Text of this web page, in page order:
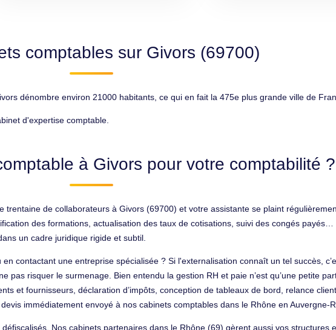
comptables sur Givors (69700)
dénombre environ 21000 habitants, ce qui en fait la 475e plus grande ville de
d'expertise comptable.
à Givors pour votre comptabilité ?
trentaine de collaborateurs à Givors (69700) et votre assistante se plaint
des formations, actualisation des taux de cotisations, suivi des congés payés…
un cadre juridique rigide et subtil.
contactant une entreprise spécialisée ? Si l'externalisation connaît un tel succès,
pas risquer le surmenage. Bien entendu la gestion RH et paie n’est qu’une petite
et fournisseurs, déclaration d’impôts, conception de tableaux de bord, relance
immédiatement envoyé à nos cabinets comptables dans le Rhône en Auvergne-
Nos cabinets partenaires dans le Rhône (69) gèrent aussi vos structures